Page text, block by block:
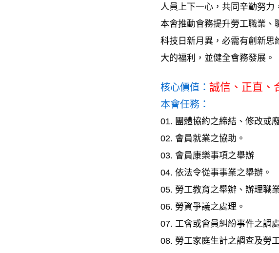
人員上下一心，共同辛勤努
本會推動會務提升勞工職業、
科技日新月異，必需有創新思
大的福利，並健全會務發展。
核心價值： 誠信、正直、
本會任務：
01. 團體協約之締結、修改或
02. 會員就業之協助。
03. 會員康樂事項之舉辦
04. 依法令從事事業之舉辦。
05. 勞工教育之舉辦、辦理職
06. 勞資爭議之處理。
07. 工會或會員糾紛事件之調
08. 勞工家庭生計之調查及勞